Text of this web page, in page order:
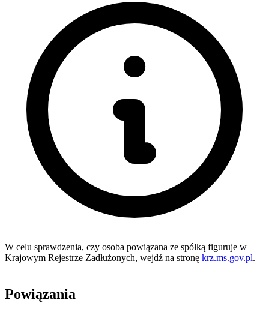
W celu sprawdzenia, czy osoba powiązana ze spółką figuruje w
Krajowym Rejestrze Zadłużonych, wejdź na stronę krz.ms.gov.pl.
Powiązania